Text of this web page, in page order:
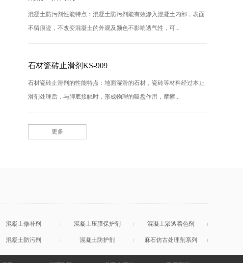
混凝土防污剂性能特点：混凝土防污剂能有效渗入混凝土内部，表面
不留痕迹，不改变混凝土的外观及颜色不影响透气性，可...
石材瓷砖止滑剂KS-909
石材瓷砖止滑剂的性能特点：地面湿滑的石材，瓷砖等材料经过本止
滑剂处理后，与脚底接触时，形成物理的吸盘作用，摩擦...
更多
混凝土修补剂 混凝土压膜保护剂 混凝土渗透着色剂
混凝土防污剂 混凝土防护剂 麻石仿古处理剂系列